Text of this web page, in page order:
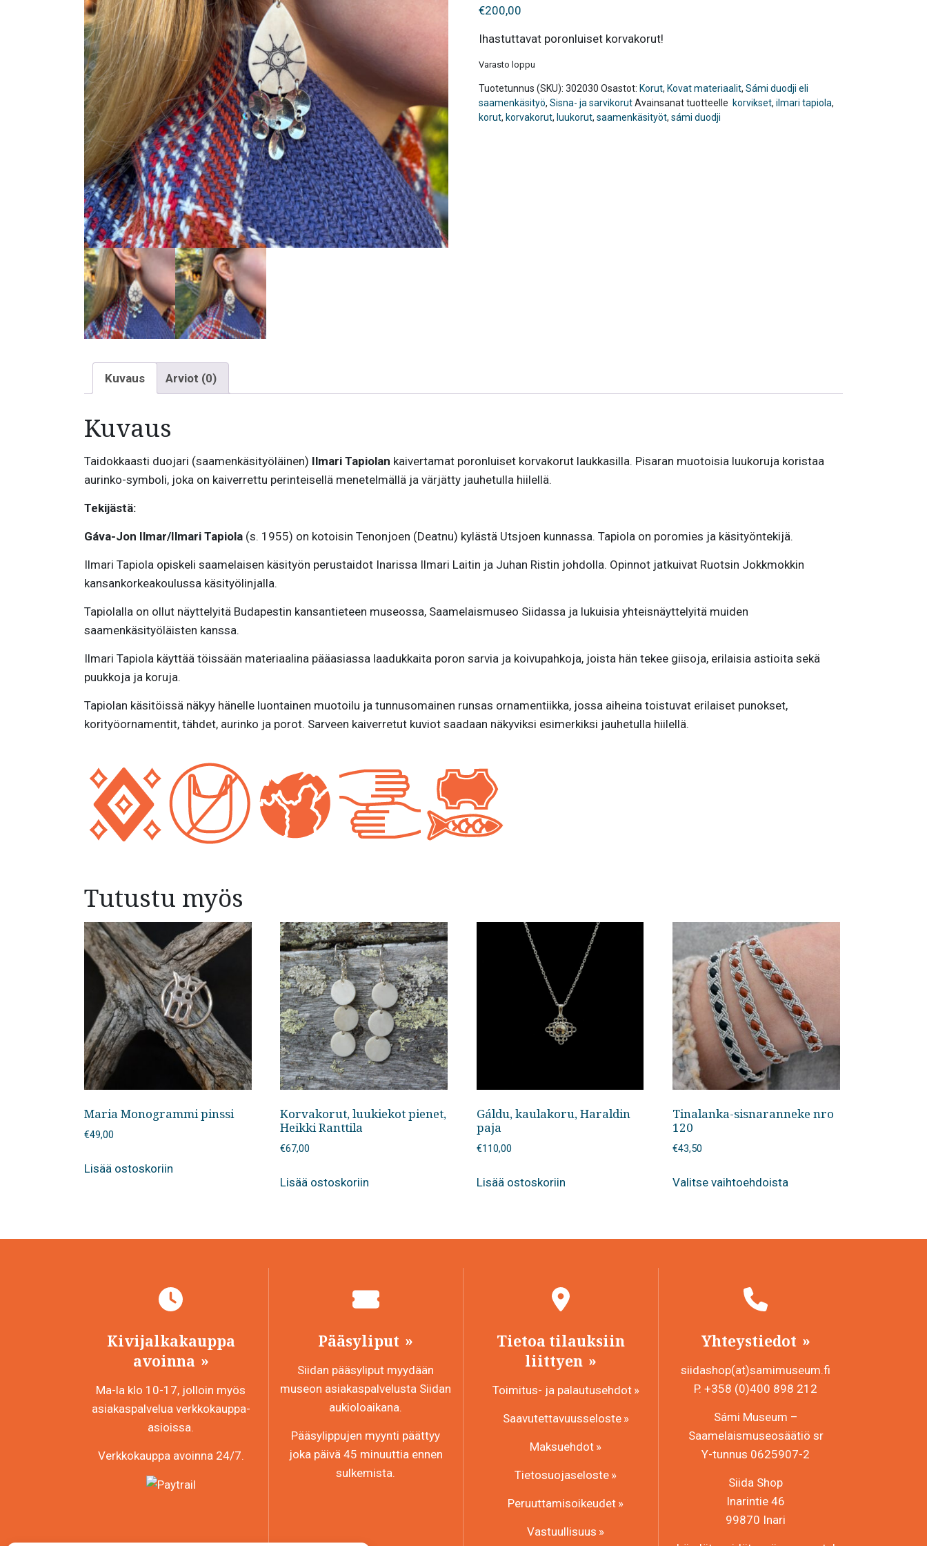
€200,00
Ihastuttavat poronluiset korvakorut!
Varasto loppu
Tuotetunnus (SKU): 302030 Osastot: Korut, Kovat materiaalit, Sámi duodji eli
saamenkäsityö, Sisna- ja sarvikorutAvainsanat tuotteelle korvikset, ilmari tapiola,
korut, korvakorut, luukorut, saamenkäsityöt, sámi duodji
Kuvaus Arviot (0)
Kuvaus
Taidokkaasti duojari (saamenkäsityöläinen) Ilmari Tapiolan kaivertamat poronluiset korvakorut laukkasilla. Pisaran muotoisia luukoruja koristaa
aurinko-symboli, joka on kaiverrettu perinteisellä menetelmällä ja värjätty jauhetulla hiilellä.
Tekijästä:
Gáva-Jon Ilmar/Ilmari Tapiola (s. 1955) on kotoisin Tenonjoen (Deatnu) kylästä Utsjoen kunnassa. Tapiola on poromies ja käsityöntekijä.
Ilmari Tapiola opiskeli saamelaisen käsityön perustaidot Inarissa Ilmari Laitin ja Juhan Ristin johdolla. Opinnot jatkuivat Ruotsin Jokkmokkin
kansankorkeakoulussa käsityölinjalla.
Tapiolalla on ollut näyttelyitä Budapestin kansantieteen museossa, Saamelaismuseo Siidassa ja lukuisia yhteisnäyttelyitä muiden
saamenkäsityöläisten kanssa.
Ilmari Tapiola käyttää töissään materiaalina pääasiassa laadukkaita poron sarvia ja koivupahkoja, joista hän tekee giisoja, erilaisia astioita sekä
puukkoja ja koruja.
Tapiolan käsitöissä näkyy hänelle luontainen muotoilu ja tunnusomainen runsas ornamentiikka, jossa aiheina toistuvat erilaiset punokset,
korityöornamentit, tähdet, aurinko ja porot. Sarveen kaiverretut kuviot saadaan näkyviksi esimerkiksi jauhetulla hiilellä.
Tutustu myös
Maria Monogrammi pinssi
€49,00
Lisää ostoskoriin
Korvakorut, luukiekot pienet,
Heikki Ranttila
€67,00
Lisää ostoskoriin
Gáldu, kaulakoru, Haraldin
paja
€110,00
Lisää ostoskoriin
Tinalanka-sisnaranneke nro
120
€43,50
Valitse vaihtoehdoistatuotteella
sivulla.
Kivijalkakauppa
avoinna
Ma-la klo 10-17, jolloin myös
asiakaspalvelua verkkokauppa-
asioissa.
Verkkokauppa avoinna 24/7.
Pääsyliput
Siidan pääsyliput myydään
museon asiakaspalvelusta Siidan
aukioloaikana.
Pääsylippujen myynti päättyy
joka päivä 45 minuuttia ennen
sulkemista.
Tietoa tilauksiin
liittyen
Toimitus- ja palautusehdot
Saavutettavuusseloste
Maksuehdot
Tietosuojaseloste
Peruuttamisoikeudet
Vastuullisuus
Yhteystiedot
siidashop(at)samimuseum.fi
P. +358 (0)400 898 212
Sámi Museum –
Saamelaismuseosäätiö sr
Y-tunnus 0625907-2
Siida Shop
Inarintie 46
99870 Inari